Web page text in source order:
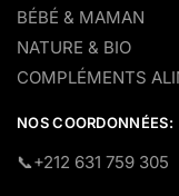
BÉBÉ & MAMAN
NATURE & BIO
COMPLÉMENTS
NOS COORDONNÉES:
​📞+212 631 759 305